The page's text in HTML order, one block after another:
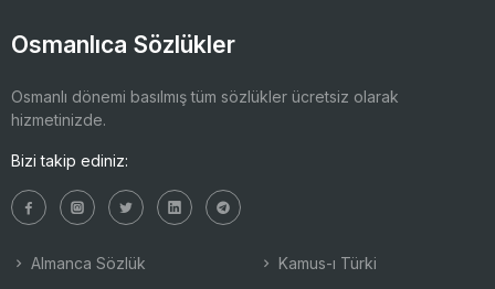
Osmanlıca Sözlükler
Osmanlı dönemi basılmış tüm sözlükler ücretsiz olarak
hizmetinizde.
Bizi takip ediniz:
Almanca Sözlük Kamus-ı Türki